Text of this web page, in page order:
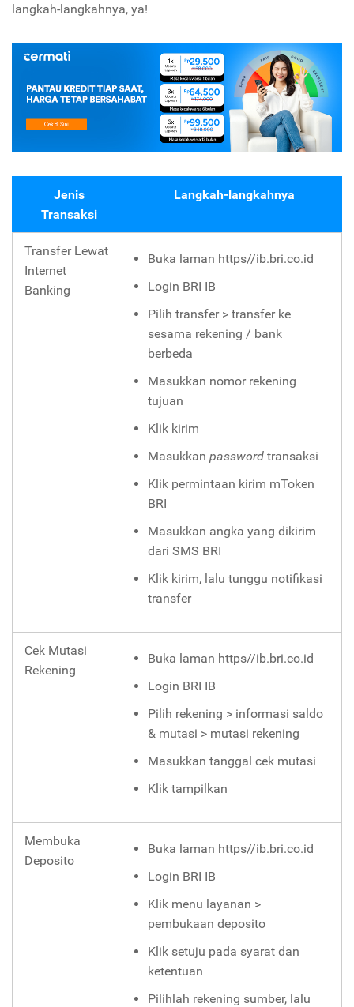
langkah-langkahnya, ya!
Jenis
Transaksi
Langkah-langkahnya
Transfer Lewat
Internet
Banking
Buka laman https//ib.bri.co.id
Login BRI IB
Pilih transfer > transfer ke
sesama rekening / bank
berbeda
Masukkan nomor rekening
tujuan
Klik kirim
Masukkan password transaksi
Klik permintaan kirim mToken
BRI
Masukkan angka yang dikirim
dari SMS BRI
Klik kirim, lalu tunggu notifikasi
transfer
Cek Mutasi
Rekening
Buka laman https//ib.bri.co.id
Login BRI IB
Pilih rekening > informasi saldo
& mutasi > mutasi rekening
Masukkan tanggal cek mutasi
Klik tampilkan
Membuka
Deposito
Buka laman https//ib.bri.co.id
Login BRI IB
Klik menu layanan >
pembukaan deposito
Klik setuju pada syarat dan
ketentuan
Pilihlah rekening sumber, lalu